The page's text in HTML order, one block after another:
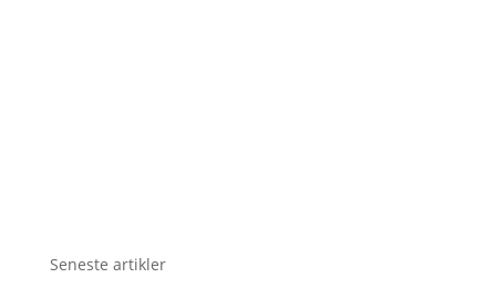
Seneste artikler